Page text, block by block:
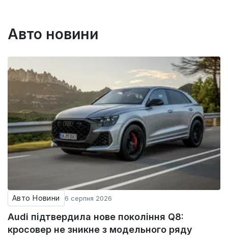
Авто новини
Авто Новини 6 серпня 2026
Audi підтвердила нове покоління Q8:
кросовер не зникне з модельного ряду